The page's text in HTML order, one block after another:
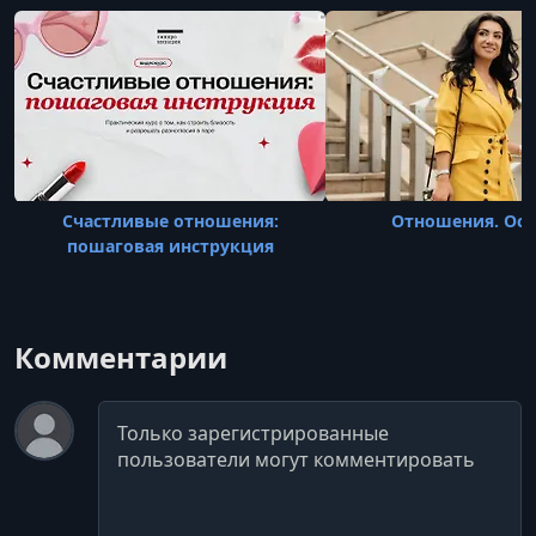
Счастливые отношения:
пошаговая инструкция
Отношения.
Комментарии
Комментарий